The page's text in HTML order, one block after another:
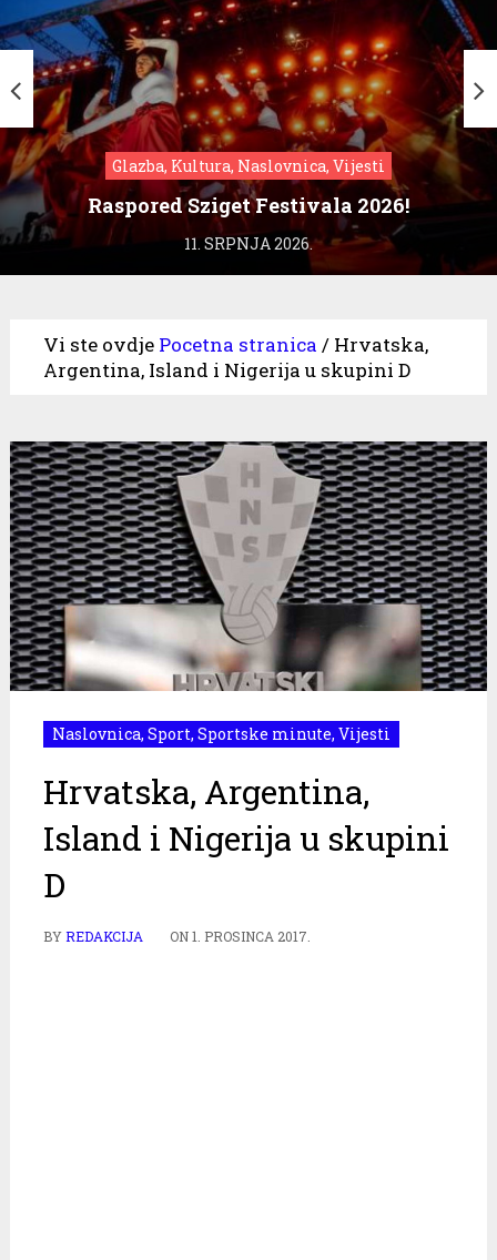
Glazba, Kultura, Naslovnica, Vijesti
Raspored Sziget Festivala 2026!
11. SRPNJA 2026.
Vi ste ovdje Pocetna stranica / Hrvatska,
Argentina, Island i Nigerija u skupini D
Naslovnica, Sport, Sportske minute, Vijesti
Hrvatska, Argentina,
Island i Nigerija u skupini
D
BYREDAKCIJA ON1. PROSINCA 2017.